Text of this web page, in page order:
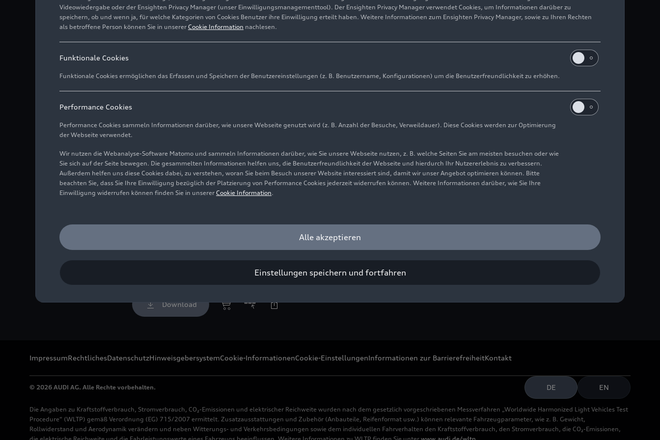
Bei der Kinder-Rallye entdecken Kinder spielerisch die Geschichte von Audi.
Rechte: Verwendung für Pressezwecke honorarfrei
Download
ImpressumRechtlichesDatenschutzHinweisgebersystemCookie-InformationenCookie-EinstellungenInformationen zur BarrierefreiheitKontakt
© 2026 AUDI AG. Alle Rechte vorbehalten. DE EN
Die Angaben zu Kraftstoffverbrauch, Stromverbrauch, CO₂-Emissionen und elektrischer Reichweite wurden nach dem gesetzlich vorgeschriebenen Messverfahren „Worldwide Harmonized Light Vehicles Test
Procedure“ (WLTP) gemäß Verordnung (EG) 715/2007 ermittelt. Zusatzausstattungen und Zubehör (Anbauteile, Reifenformat usw.) können relevante Fahrzeugparameter, wie z. B. Gewicht,
Rollwiderstand und Aerodynamik verändern und neben Witterungs- und Verkehrsbedingungen sowie dem individuellen Fahrverhalten den Kraftstoffverbrauch, den Stromverbrauch, die CO₂-Emissionen,
Videowiedergabe oder der Ensighten Privacy Manager (unser Einwilligungsmanagementtool). Der Ensighten Privacy Manager verwendet Cookies, um Informationen darüber zu
speichern, ob und wenn ja, für welche Kategorien von Cookies Benutzer ihre Einwilligung erteilt haben. Weitere Informationen zum Ensighten Privacy Manager, sowie zu Ihren Rechten
als betroffene Person können Sie in unserer Cookie Information nachlesen.
Funktionale Cookies
Funktionale Cookies ermöglichen das Erfassen und Speichern der Benutzereinstellungen (z. B. Benutzername, Konfigurationen) um die Benutzerfreundlichkeit zu erhöhen.
Performance Cookies
Performance Cookies sammeln Informationen darüber, wie unsere Webseite genutzt wird (z. B. Anzahl der Besuche, Verweildauer). Diese Cookies werden zur Optimierung
der Webseite verwendet.
Wir nutzen die Webanalyse-Software Matomo und sammeln Informationen darüber, wie Sie unsere Webseite nutzen, z. B. welche Seiten Sie am meisten besuchen oder wie
Sie sich auf der Seite bewegen. Die gesammelten Informationen helfen uns, die Benutzerfreundlichkeit der Webseite und hierdurch Ihr Nutzererlebnis zu verbessern.
Außerdem helfen uns diese Cookies dabei, zu verstehen, woran Sie beim Besuch unserer Website interessiert sind, damit wir unser Angebot optimieren können. Bitte
beachten Sie, dass Sie Ihre Einwilligung bezüglich der Platzierung von Performance Cookies jederzeit widerrufen können. Weitere Informationen darüber, wie Sie Ihre
Einwilligung widerrufen können finden Sie in unserer Cookie Information.
Alle akzeptieren
Einstellungen speichern und fortfahren